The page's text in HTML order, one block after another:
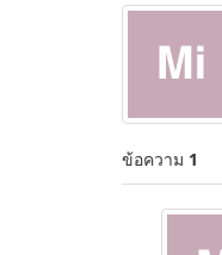
ข้อความ 1